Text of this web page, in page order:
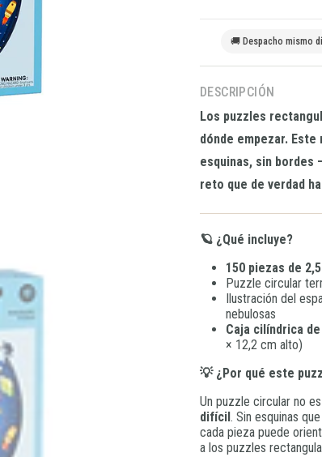
🚚 Despacho mismo
DESCRIPCIÓN
Los puzzles
dónde empezar.
esquinas, sin bordes
reto que de verdad
🪐 ¿Qué incluye?
150 piezas de
Puzzle circular
Ilustración del
nebulosas
Caja cilíndrica
× 12,2 cm alto)
💡 ¿Por qué este
Un puzzle circular no
difícil . Sin esquinas
cada pieza puede
a los puzzles